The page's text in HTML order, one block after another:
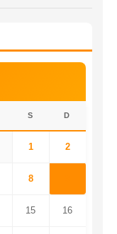
S D
1 2
8
15 16